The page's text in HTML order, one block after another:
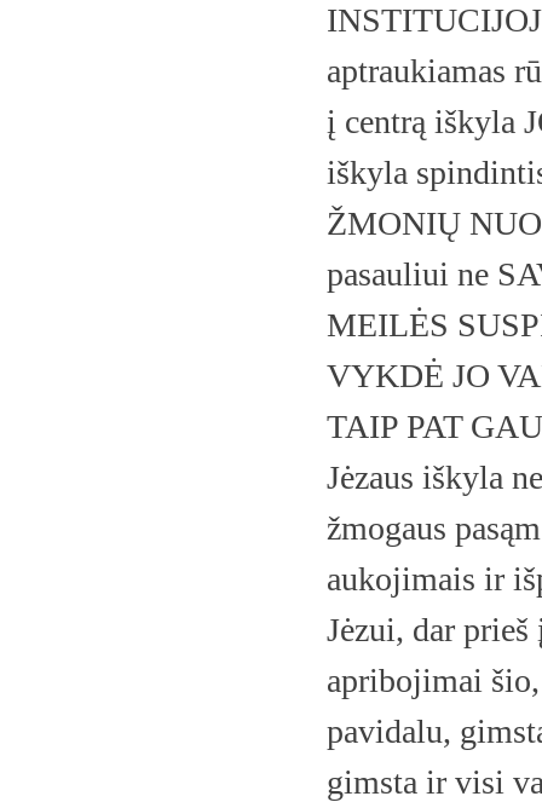
aptraukiamas
į centrą iškyla
iškyla
ŽMONIŲ
pasauliui ne
MEILĖS
VYKDĖ JO
TAIP PAT
Jėzaus iškyla
žmogaus
aukojimais ir
Jėzui, dar
apribojimai
pavidalu,
gimsta ir visi